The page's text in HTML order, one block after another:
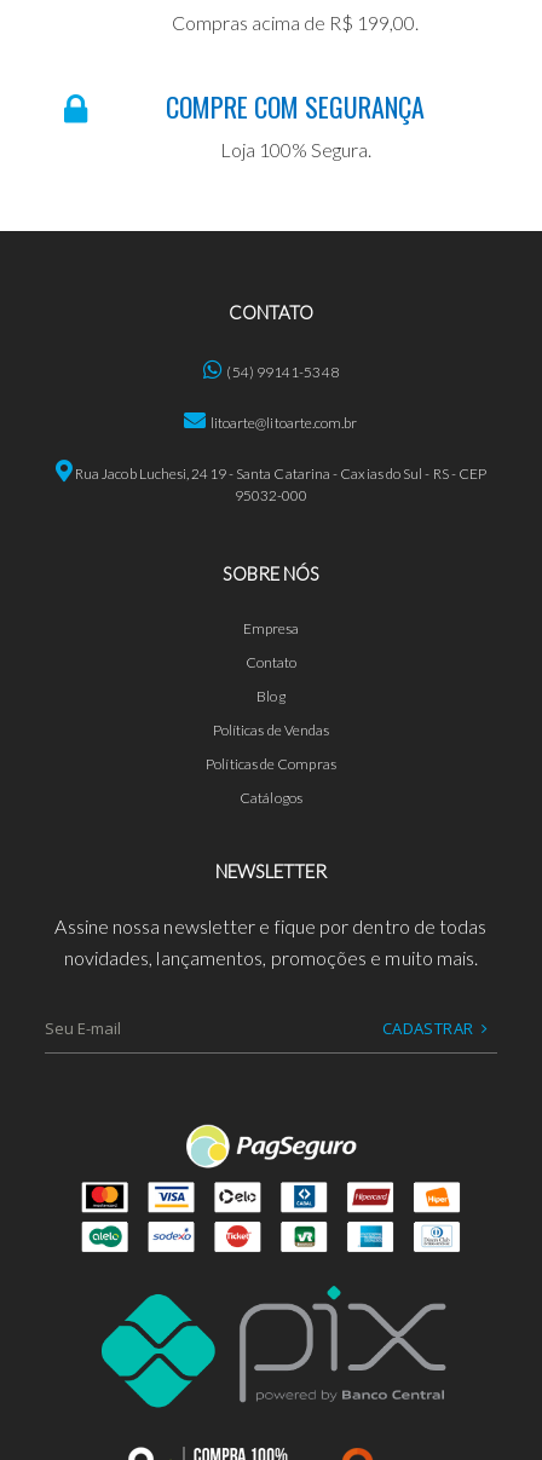
Compras acima de R$ 199,00.
COMPRE COM SEGURANÇA
Loja 100% Segura.
CONTATO
(54) 99141-5348
litoarte@litoarte.com.br
Rua Jacob Luchesi, 2419 - Santa Catarina - Caxias do Sul - RS - CEP
95032-000
SOBRE NÓS
Empresa
Contato
Blog
Políticas de Vendas
Políticas de Compras
Catálogos
NEWSLETTER
Assine nossa newsletter e fique por dentro de todas
novidades, lançamentos, promoções e muito mais.
CADASTRAR